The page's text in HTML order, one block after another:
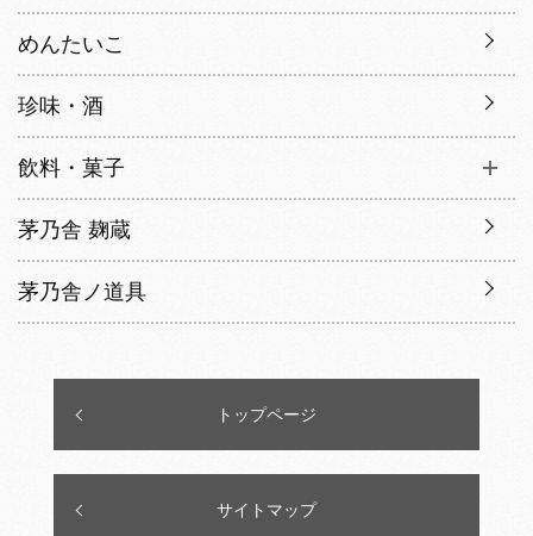
めんたいこ
珍味・酒
飲料・菓子
茅乃舎 麹蔵
茅乃舎ノ道具
トップページ
サイトマップ